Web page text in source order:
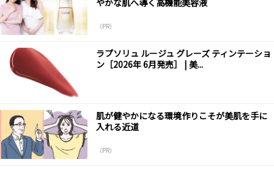
（PR）
ラプソリュ ルージュ グレーズ ティンテーショ
ン［2026年 6月発売］ | 美...
肌が健やかになる環境作りこそが美肌を手に
入れる近道
（PR）